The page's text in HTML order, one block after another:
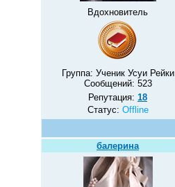
Вдохновитель
Группа: Ученик Усуи Рейки
Сообщений: 523
Репутация: 18
Статус: Offline
балерина